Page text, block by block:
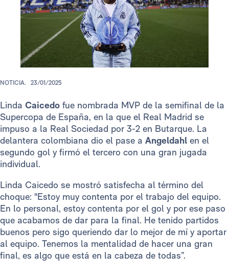
NOTICIA. 23/01/2025
Linda Caicedo fue nombrada MVP de la semifinal de la
Supercopa de España, en la que el Real Madrid se
impuso a la Real Sociedad por 3-2 en Butarque. La
delantera colombiana dio el pase a Angeldahl en el
segundo gol y firmó el tercero con una gran jugada
individual.
Linda Caicedo se mostró satisfecha al término del
choque: "Estoy muy contenta por el trabajo del equipo.
En lo personal, estoy contenta por el gol y por ese paso
que acabamos de dar para la final. He tenido partidos
buenos pero sigo queriendo dar lo mejor de mí y aportar
al equipo. Tenemos la mentalidad de hacer una gran
final, es algo que está en la cabeza de todas”.